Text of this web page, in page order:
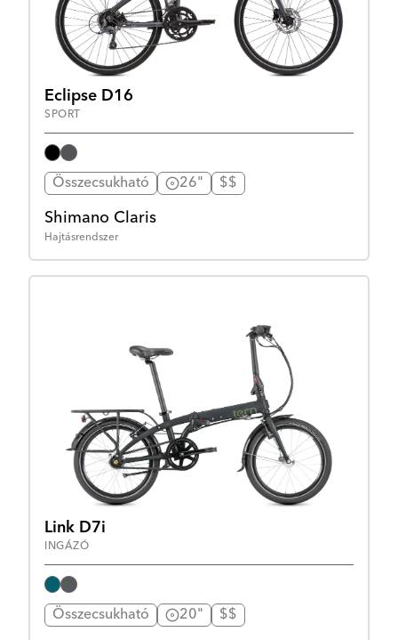
Eclipse D16
SPORT
Összecsukható 26" $$
Shimano Claris
Hajtásrendszer
Link D7i
INGÁZÓ
Összecsukható 20" $$